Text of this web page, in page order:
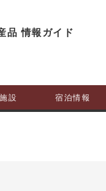
設 宿泊情報